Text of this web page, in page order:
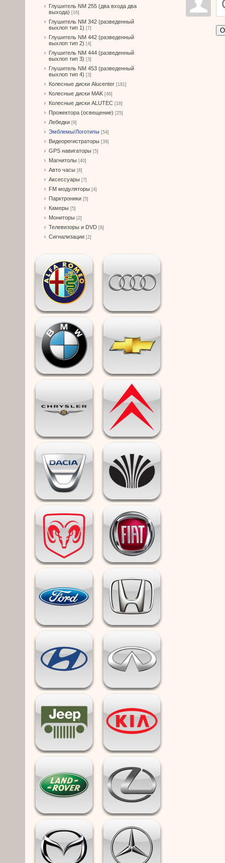
Глушитель NM 255 (два входа два
выхода) [16]
Глушитель NM 342 (разведенный
выхлоп тип 1) [7]
Глушитель NM 442 (разведенный
выхлоп тип 2) [4]
Глушитель NM 444 (разведенный
выхлоп тип 3) [3]
Глушитель NM 453 (разведенный
выхлоп тип 4) [3]
Колесные диски Alucenter [181]
Колесные диски MAK [46]
Колесные диски ALUTEC [18]
Прожектора (освещение) [25]
Лебедки [9]
Эмблемы/Логотипы [54]
Видеорегистраторы [39]
GPS навигаторы [5]
Магнитолы [40]
Авто часы [8]
Аксессуары [7]
FM модуляторы [4]
Парктроники [5]
Камеры [5]
Мониторы [2]
Телевизоры и DVD [8]
Сигнализации [2]